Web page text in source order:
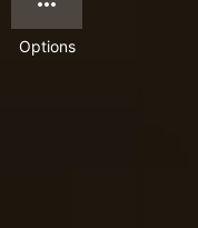
Options